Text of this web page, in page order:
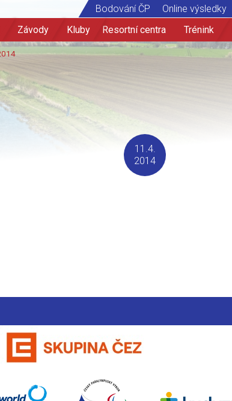
Bodování ČP Online výsledky
Závody Kluby Resortní centra Trénink
11.4.
2014